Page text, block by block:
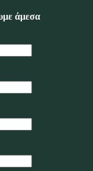
άμεσα